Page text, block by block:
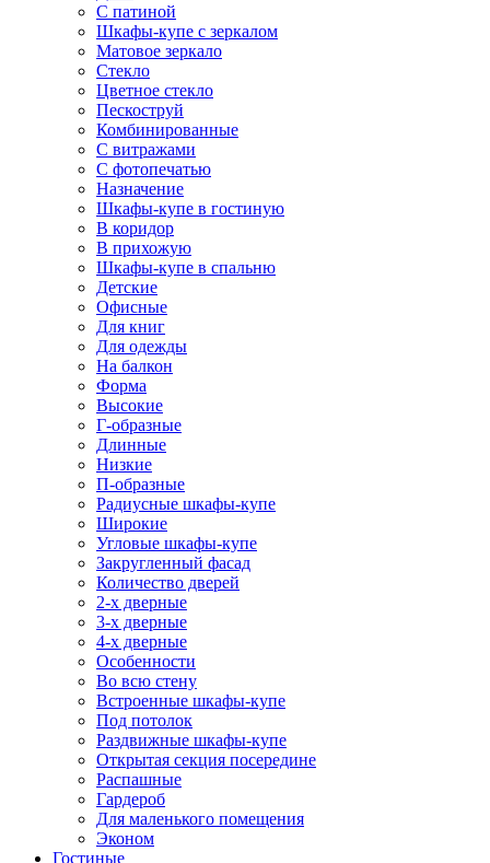
С патиной
Шкафы-купе с зеркалом
Матовое зеркало
Стекло
Цветное стекло
Пескоструй
Комбинированные
С витражами
С фотопечатью
Назначение
Шкафы-купе в гостиную
В коридор
В прихожую
Шкафы-купе в спальню
Детские
Офисные
Для книг
Для одежды
На балкон
Форма
Высокие
Г-образные
Длинные
Низкие
П-образные
Радиусные шкафы-купе
Широкие
Угловые шкафы-купе
Закругленный фасад
Количество дверей
2-х дверные
3-х дверные
4-х дверные
Особенности
Во всю стену
Встроенные шкафы-купе
Под потолок
Раздвижные шкафы-купе
Открытая секция посередине
Распашные
Гардероб
Для маленького помещения
Эконом
Гостиные